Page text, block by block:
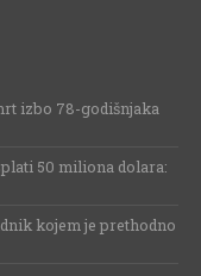
izbo 78-godišnjaka
50 miliona dolara:
kojem je prethodno